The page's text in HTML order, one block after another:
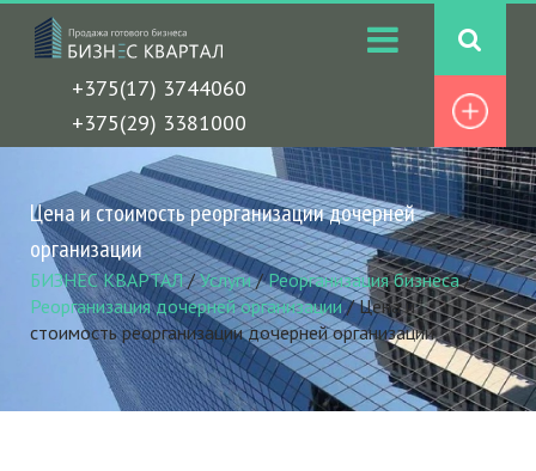
+375(17) 3744060
+375(29) 3381000
Цена и стоимость реорганизации дочерней
организации
БИЗНЕС КВАРТАЛ/Услуги/Реорганизация бизнеса/
Реорганизация дочерней организации/Цена и
стоимость реорганизации дочерней организации